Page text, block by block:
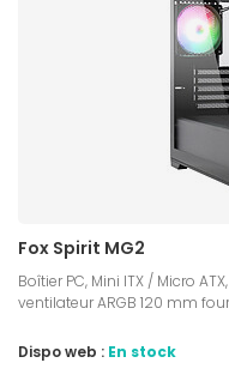
Fox Spirit MG2
Boîtier PC, Mini ITX / Micro
ventilateur ARGB 120 mm
Dispo web : En stock